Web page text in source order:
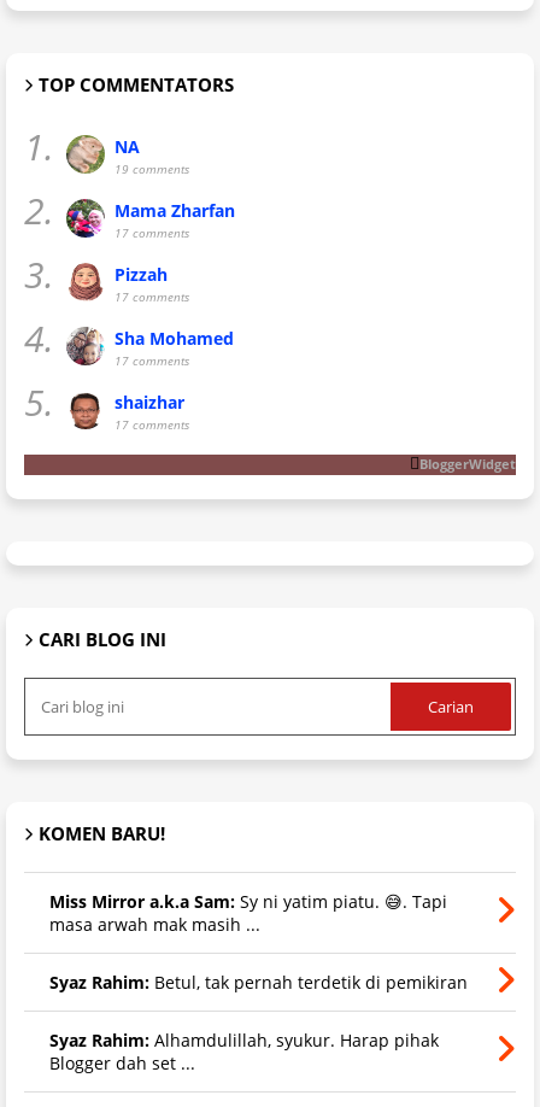
TOP COMMENTATORS
1. NA
19 comments
2. Mama Zharfan
17 comments
3. Pizzah
17 comments
4. Sha Mohamed
17 comments
5. shaizhar
17 comments
BloggerWidget
CARI BLOG INI
KOMEN BARU!
Miss Mirror a.k.a Sam: Sy ni yatim piatu. 😅. Tapi
masa arwah mak masih ...
Syaz Rahim: Betul, tak pernah terdetik di pemikiran
Syaz Rahim: Alhamdulillah, syukur. Harap pihak
Blogger dah set ...